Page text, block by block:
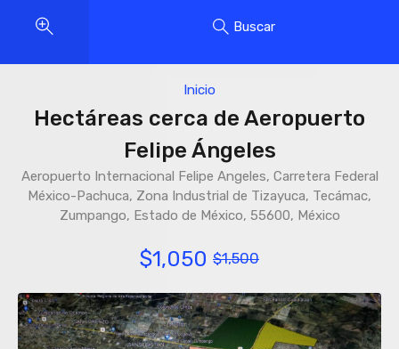
Buscar
Inicio
Hectáreas cerca de Aeropuerto
Felipe Ángeles
Aeropuerto Internacional Felipe Angeles, Carretera Federal
México-Pachuca, Zona Industrial de Tizayuca, Tecámac,
Zumpango, Estado de México, 55600, México
$1,050 $1,500